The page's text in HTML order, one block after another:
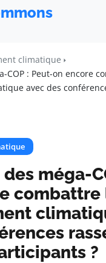
climatique
COP : Peut-on encore
avec des
méga-
combattre
?